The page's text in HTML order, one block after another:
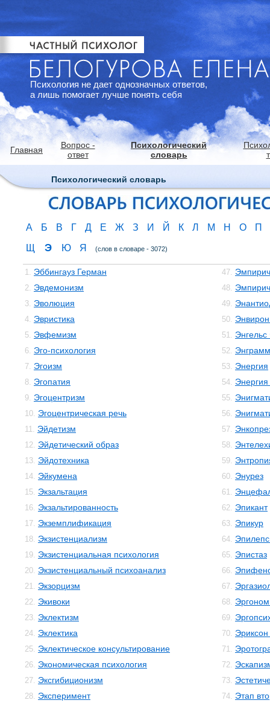
Психология не дает однозначных ответов,
а лишь помогает лучше понять себя
Главная
Вопрос -
ответ
Психологический
словарь
Психологический словарь
А Б В Г Д Е Ж З И Й К Л М Н О
П
Щ
Э Ю Я (слов в словаре - 3072)
1. Эббингауз Герман
2. Эвдемонизм
3. Эволюция
4. Эвристика
5. Эвфемизм
6. Эго-психология
7. Эгоизм
8. Эгопатия
9. Эгоцентризм
10. Эгоцентрическая речь
11. Эйдетизм
12. Эйдетический образ
13. Эйдотехника
14. Эйкумена
15. Экзальтация
16. Экзальтированность
17. Экземплификация
18. Экзистенциализм
19. Экзистенциальная психология
20. Экзистенциальный психоанализ
21. Экзорцизм
22. Экивоки
23. Эклектизм
24. Эклектика
25. Эклектическое консультирование
26. Экономическая психология
27. Эксгибиционизм
28. Эксперимент
47.
48.
49.
50.
51.
52.
53. Энергия
54. Энергия
55.
56.
57.
58.
59.
60. Энурез
61.
62. Эпикант
63. Эпикур
64.
65. Эпистаз
66.
67.
68.
69.
70.
71.
72.
73.
74. Этап